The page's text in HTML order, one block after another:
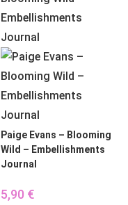
Paige Evans – Blooming
Wild – Embellishments
Journal
5,90 €